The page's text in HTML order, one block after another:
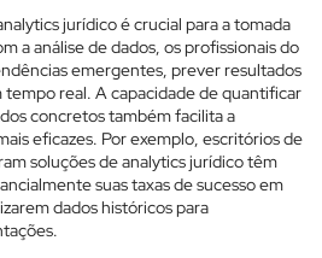
jurídico é crucial para a tomada
a análise de dados, os profissionais do
emergentes, prever resultados
tempo real. A capacidade de quantificar
concretos também facilita a
eficazes. Por exemplo, escritórios de
soluções de analytics jurídico têm
suas taxas de sucesso em
dados históricos para